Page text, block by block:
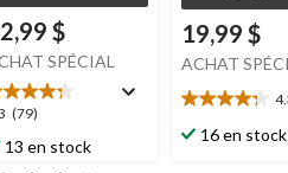
$
SPÉCIAL
(79)
13 en stock
19,99 $
ACHAT
4.3
étoile(s)
16 en stock